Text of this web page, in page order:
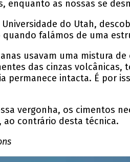
enquanto as nossas se
do Utah,
quando falámos de uma
usavam uma mistura
das cinzas
permanece intacta. É por
vergonha, os cimentos
ao contrário desta técnica.